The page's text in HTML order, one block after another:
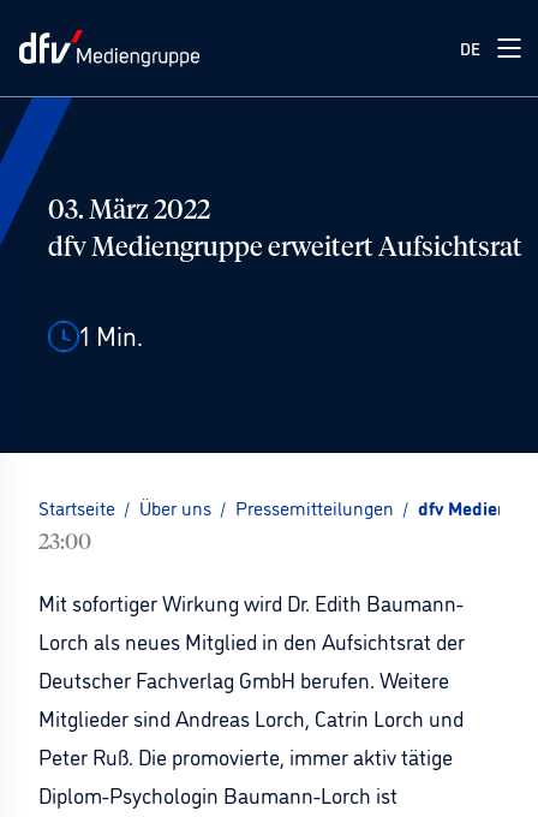
DE
03. März 2022
dfv Mediengruppe erweitert Aufsichtsrat
1 Min.
Startseite / Über uns / Pressemitteilungen / dfv
23:00
Mit sofortiger Wirkung wird Dr. Edith Baumann-
Lorch als neues Mitglied in den Aufsichtsrat der
Deutscher Fachverlag GmbH berufen. Weitere
Mitglieder sind Andreas Lorch, Catrin Lorch und
Peter Ruß. Die promovierte, immer aktiv tätige
Diplom-Psychologin Baumann-Lorch ist